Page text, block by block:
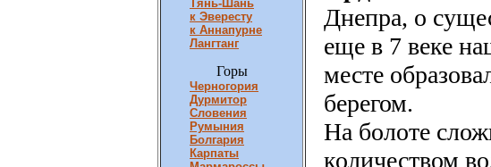
Тянь-Шань
к Эвересту
к Аннапурне
Лангтанг
Горы
Черногория
Дурмитор
Словения
Румыния
Болгария
Карпаты
Днепра, о
еще в 7 веке
месте
берегом.
На болоте
количеством